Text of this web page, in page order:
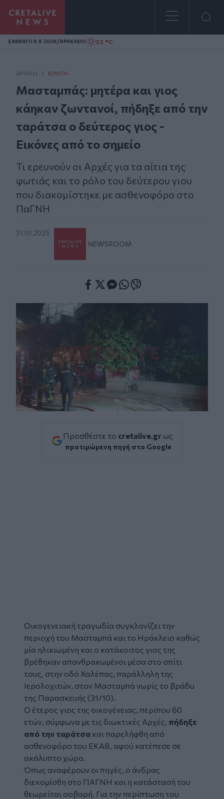
Homepage
ΣAΒΒΑΤΟ 8.8.2026/ΗΡΑΚΛΕΙΟ 32 °C
ΑΡΧΙΚΗ / ΚΡΉΤΗ
Μασταμπάς: μητέρα και γιος
κάηκαν ζωντανοί, πήδηξε από την
ταράτσα ο δεύτερος γιος -
Εικόνες από το σημείο
Τι ερευνούν οι Αρχές για τα αίτια της
φωτιάς και το ρόλο του δεύτερου γιου
που διακομίστηκε με ασθενοφόρο στο
ΠαΓΝΗ
31.10.2025
NEWSROOM
Προσθέστε το cretalive.gr ως
προτιμώμενη πηγή στο Google
Οικογενειακή τραγωδία συγκλονίζει την
περιοχή του Μασταμπά και το Ηράκλειο καθώς
μία ηλικιωμένη και ο κατάκοιτος γιος της
βρέθηκαν απανθρακωμένοι μέσα στο σπίτι
τους, στην οδό Χαλέπας, παράλληλη της
Ιερολοχιτών, στον Μασταμπά νωρίς το βράδυ
της Παρασκευής (31/10).
Ο έτερος γιος της οικογένειας, περίπου 60
ετών, σύμφωνα με τις διωκτικές Αρχές, πήδηξε
από την ταράτσα και παρελήφθη από
ασθενοφόρο του ΕΚΑΒ, αφού κατέπεσε σε
ακάλυπτο χώρο.
Όπως αναφέρουν οι πηγές, ο άνδρας
διεκομίσθη στο ΠΑΓΝΗ και η κατάστασή του
θεωρείται σοβαρή. Για την περίπτωση του